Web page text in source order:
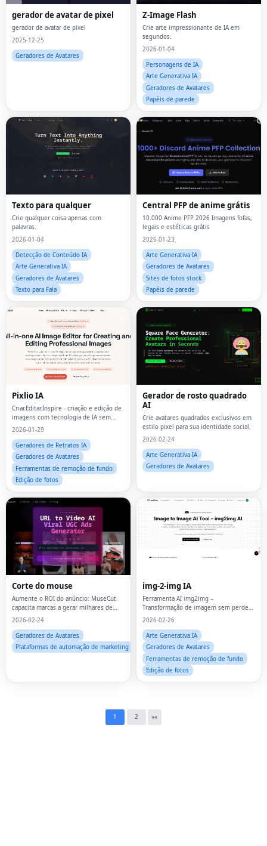
gerador de avatar de pixel
gerador de avatar de pixel
2025-12-25
Geradores de Avatares
Z-Image Flash
Crie arte impressionante de IA em
segundos.
2026-01-04
Personagens de IA
Arte Generativa IA
Geradores de Avatares
Papéis de parede
Texto para qualquer
Crie qualquer coisa apenas com
palavras.
2026-01-04
Detecção de Conteúdo IA
Arte Generativa IA
Geradores de Avatares
Texto para Fala
Central PFP de anime grátis
10.000 Anime PFP 2026 Imagens fofas,
legais e estéticas grátis
2026-01-23
Arte Generativa IA
Geradores de Avatares
Sites de fotos stock
Papéis de parede
Pixlio IA
Criar.Editar.Inspire - criação e edição de
imagens com tecnologia de IA sem
esforço.
2026-01-29
Geradores de Retratos IA
Geradores de Avatares
Ferramentas de remoção de fundo
Edição de fotos
Gerador de rosto quadrado
AI
Crie avatares quadrados exclusivos em
estilo pixel para sua identidade social.
2026-02-24
Arte Generativa IA
Geradores de Avatares
Corte do mouse
Aumente o ROI do anúncio: MuseCut
capacita marcas a gerar milhares de
variações de vídeo a partir de links de
2026-02-24
Geradores de Avatares
Plataformas de automação de marketing
img-2-img IA
Ferramenta AI img2img –
Transformação de imagem sem perder
detalhes
2026-02-26
Arte Generativa IA
Geradores de Avatares
Ferramentas de remoção de fundo
Edição de fotos
1 2 »«